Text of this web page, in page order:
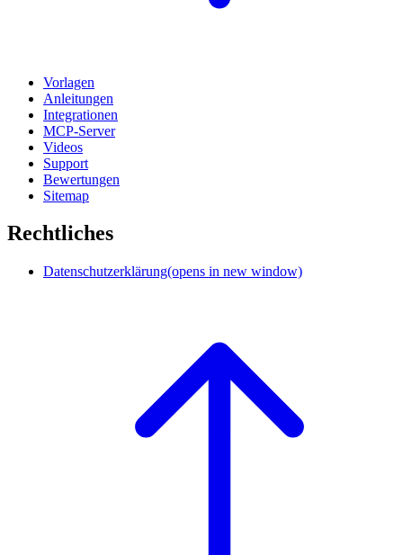
Vorlagen
Anleitungen
Integrationen
MCP-Server
Videos
Support
Bewertungen
Sitemap
Rechtliches
Datenschutzerklärung(opens in new window)